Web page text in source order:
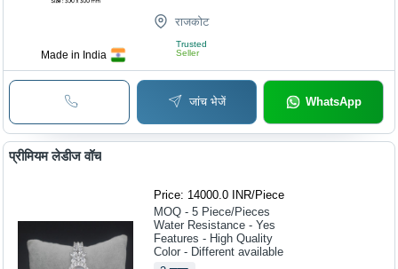
Made in India
राजकोट
Trusted
Seller
जांच भेजें WhatsApp
प्रीमियम लेडीज वॉच
Price: 14000.0 INR/Piece
MOQ - 5 Piece/Pieces
Water Resistance - Yes
Features - High Quality
Color - Different available